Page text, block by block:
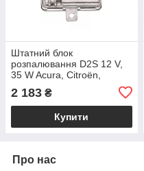
Штатний блок
розпалювання D2S 12 V,
35 W Acura, Citroën,
Honda, Mazda, Mitsubishi,
Motors, Peugeot, Suzuki
2 183 ₴
Купити
Про нас